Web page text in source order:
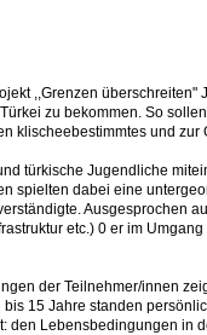
,,Grenzen
zu bekommen. So
klischeebestimmtes und zur
türkische Jugendliche
spielten dabei eine
Ausgesprochen
etc.) 0 er im
der Teilnehmer/innen
15 Jahre standen
den Lebensbedingungen in